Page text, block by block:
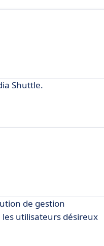
Shuttle.
de gestion
utilisateurs désireux